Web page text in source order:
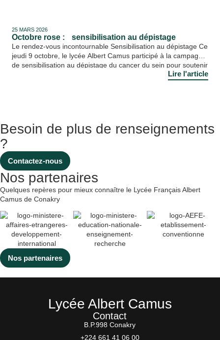
25 MARS 2026
Octobre rose : sensibilisation au dépistage
Le rendez-vous incontournable Sensibilisation au dépistage Ce
jeudi 9 octobre, le lycée Albert Camus participé à la campagne
de sensibilisation au dépistage du cancer du sein pour soutenir
cet évènement planétaire. Au travers le projet « Un cœurLire l'article
Besoin de plus de renseignements
?
Contactez-nous
Nos partenaires
Quelques repères pour mieux connaître le Lycée Français Albert
Camus de Conakry
Nos partenaires
Lycée Albert Camus
Contact
B.P.998 Conakry
+224 661 41 06 00